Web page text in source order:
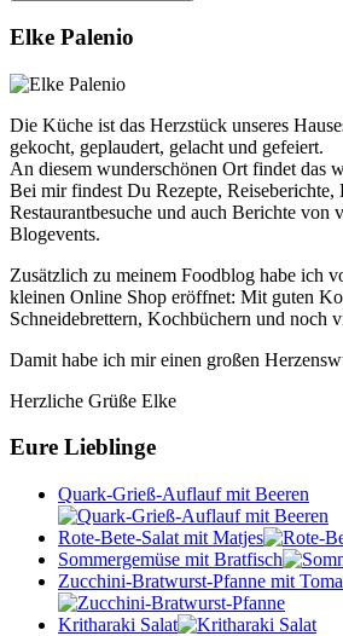
Elke Palenio
Die Küche ist das Herzstück unseres
gekocht, geplaudert, gelacht und gefeiert.
An diesem wunderschönen Ort findet das
Bei mir findest Du Rezepte, Reiseberichte,
Restaurantbesuche und auch Berichte von
Blogevents.
Zusätzlich zu meinem Foodblog habe ich
kleinen Online Shop eröffnet: Mit guten
Schneidebrettern, Kochbüchern und noch
Damit habe ich mir einen großen
Herzliche Grüße Elke
Eure Lieblinge
Quark-Grieß-Auflauf mit Beeren
Rote-Bete-Salat mit Matjes
Sommergemüse mit Bratfisch
Zucchini-Bratwurst-Pfanne mit
Kritharaki Salat